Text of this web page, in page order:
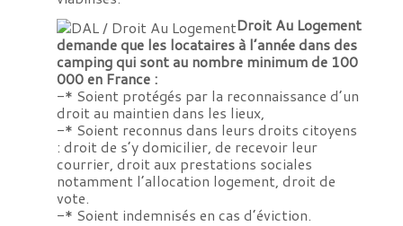
Droit Au Logement
demande que les locataires à l’année dans des
camping qui sont au nombre minimum de 100
000 en France :
-* Soient protégés par la reconnaissance d’un
droit au maintien dans les lieux,
-* Soient reconnus dans leurs droits citoyens
: droit de s’y domicilier, de recevoir leur
courrier, droit aux prestations sociales
notamment l’allocation logement, droit de
vote.
-* Soient indemnisés en cas d’éviction.